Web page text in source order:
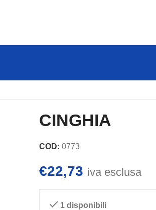
CINGHIA
COD: 0773
€22,73 iva esclusa
1 disponibili